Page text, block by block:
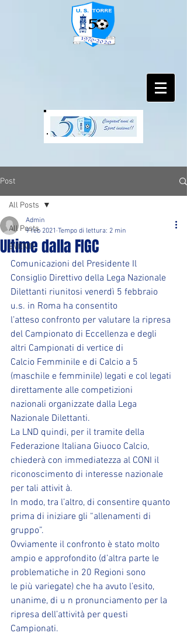
Post
All Posts
EVENTI
All Posts
Ultime dalla FIGC
Admin
9 feb 2021 Tempo di lettura: 2 min
Comunicazioni del Presidente Il
Consiglio Direttivo della Lega Nazionale
Dilettanti riunitosi venerdì 5 febbraio
u.s. in Roma ha consentito
l’atteso confronto per valutare la ripresa
del Campionato di Eccellenza e degli
altri Campionati di vertice di
Calcio Femminile e di Calcio a 5
(maschile e femminile) legati e col legati
direttamente alle competizioni
nazionali organizzate dalla Lega
Nazionale Dilettanti.
La LND quindi, per il tramite della
Federazione Italiana Giuoco Calcio,
chiederà con immediatezza al CONI il
riconoscimento di interesse nazionale
per tali attivit à.
In modo, tra l’altro, di consentire quanto
prima di iniziare gli “allenamenti di
gruppo”.
Ovviamente il confronto è stato molto
ampio e approfondito (d’altra parte le
problematiche in 20 Regioni sono
le più variegate) che ha avuto l’esito,
unanime, di u n pronunciamento per la
ripresa dell’attività per questi
Campionati.